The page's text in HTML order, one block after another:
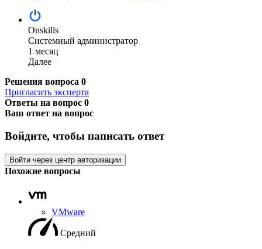
Onskills
Системный администратор
1 месяц
Далее
Решения вопроса 0
Пригласить эксперта
Ответы на вопрос 0
Ваш ответ на вопрос
Войдите, чтобы написать ответ
Войти через центр авторизации
Похожие вопросы
VMware
Средний